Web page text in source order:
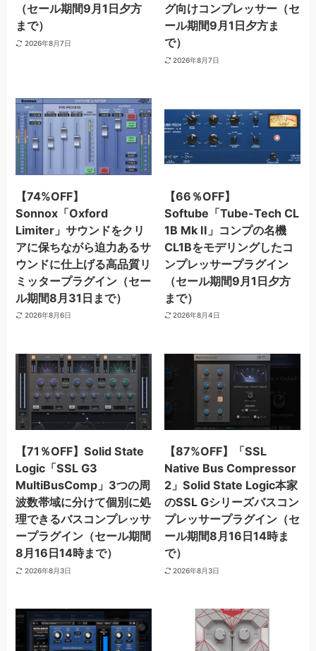
（セール期間9月1日夕方
まで）
2026年8月7日
グ向けコンプレッサー（セ
ール期間9月1日夕方ま
で）
2026年8月7日
【74%OFF】
Sonnox「Oxford
Limiter」サウンドをクリ
アに保ちながら迫力あるサ
ウンドに仕上げる高品質リ
ミッタープラグイン（セー
ル期間8月31日まで）
2026年8月6日
【66％OFF】
Softube「Tube-Tech CL
1B Mk II」コンプの名機
CL1Bをモデリングしたコ
ンプレッサープラグイン
（セール期間9月1日夕方
まで）
2026年8月4日
【71％OFF】Solid State
Logic「SSL G3
MultiBusComp」3つの周
波数帯域に分けて個別に処
理できるバスコンプレッサ
ープラグイン（セール期間
8月16日14時まで）
2026年8月3日
【87%OFF】「SSL
Native Bus Compressor
2」Solid State Logic本家
のSSL Gシリーズバスコン
プレッサープラグイン（セ
ール期間8月16日14時ま
で）
2026年8月3日